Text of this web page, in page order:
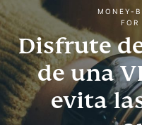
MONEY-
FOR
Disfrute
de una
evita